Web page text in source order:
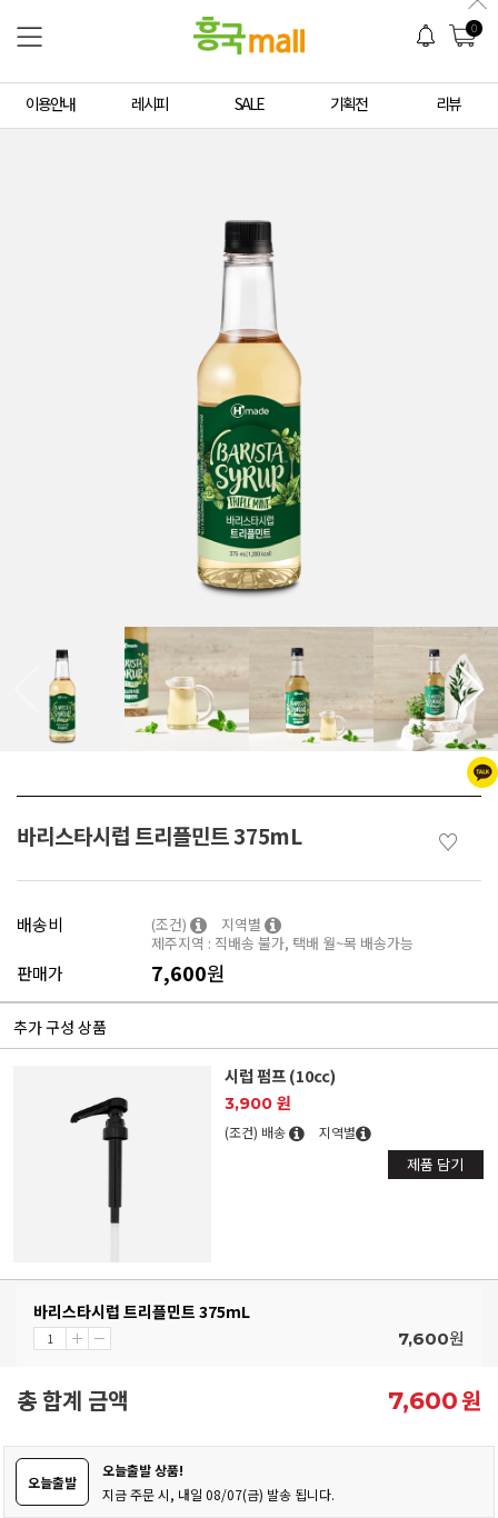
0
이용안내 레시피 SALE 기획전 리뷰
바리스타시럽 트리플민트 375mL ♡
배송비 (조건)
지역별
제주지역 : 직배송 불가, 택배 월~목 배송가능
판매가 7,600원
추가 구성 상품
시럽 펌프 (10cc)
3,900 원
(조건) 배송 지역별
제품 담기
바리스타시럽 트리플민트 375mL
7,600원
총 합계 금액 7,600원
오늘출발
오늘출발 상품!
지금 주문 시, 내일 08/07(금) 발송 됩니다.